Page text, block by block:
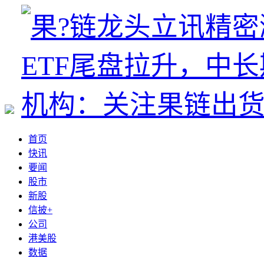
首页
快讯
要闻
股市
新股
信披+
公司
港美股
数据